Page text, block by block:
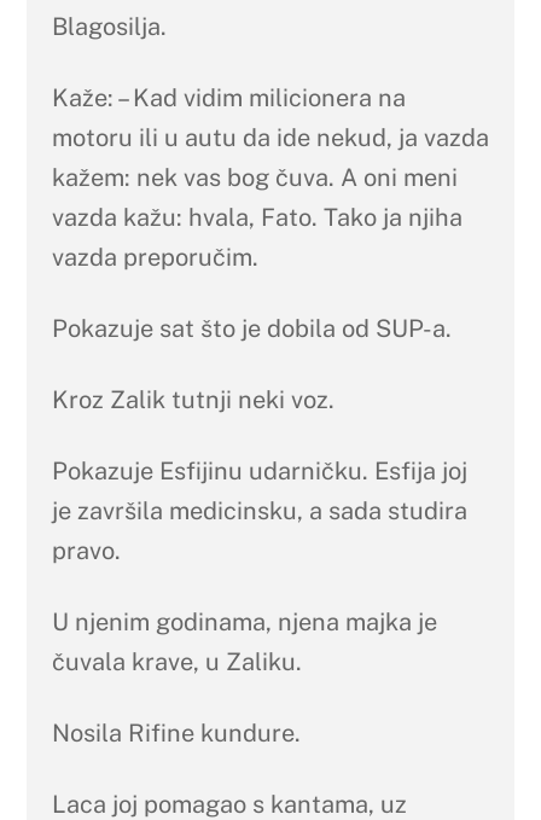
Blagosilja.
Kaže: – Kad vidim milicionera na
motoru ili u autu da ide nekud, ja vazda
kažem: nek vas bog čuva. A oni meni
vazda kažu: hvala, Fato. Tako ja njiha
vazda preporučim.
Pokazuje sat što je dobila od SUP-a.
Kroz Zalik tutnji neki voz.
Pokazuje Esfijinu udarničku. Esfija joj
je završila medicinsku, a sada studira
pravo.
U njenim godinama, njena majka je
čuvala krave, u Zaliku.
Nosila Rifine kundure.
Laca joj pomagao s kantama, uz